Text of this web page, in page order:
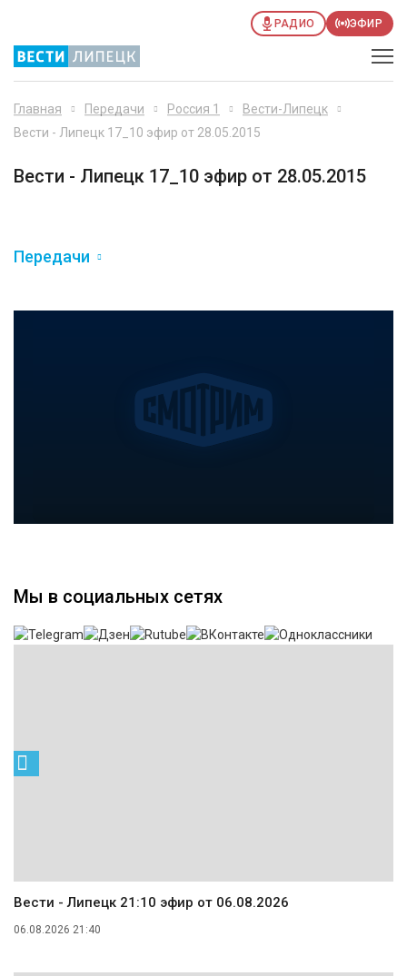
РАДИО ЭФИР
Главная Передачи Россия 1
Вести-Липецк
Вести - Липецк 17_10 эфир от 28.05.2015
Вести - Липецк 17_10 эфир от 28.05.2015
Передачи
Мы в социальных сетях
Вести - Липецк 21:10 эфир от 06.08.2026
06.08.2026 21:40